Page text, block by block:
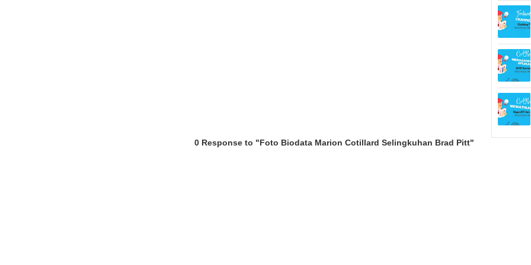
0 Response to "Foto Biodata Marion Cotillard Selingkuhan Brad Pitt"